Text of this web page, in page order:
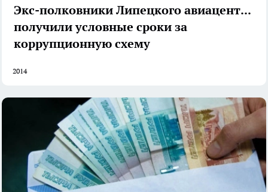
Экс-полковники Липецкого авиацентра
получили условные сроки за
коррупционную схему
2014